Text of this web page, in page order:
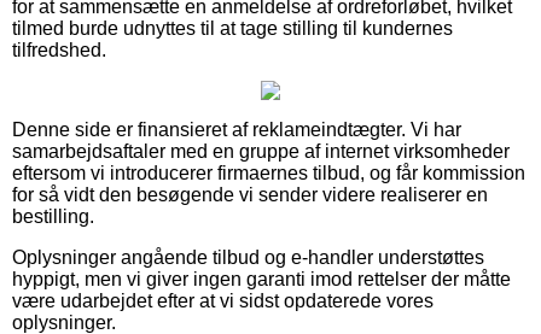
for at sammensætte en anmeldelse af ordreforløbet, hvilket
tilmed burde udnyttes til at tage stilling til kundernes
tilfredshed.
Denne side er finansieret af reklameindtægter. Vi har
samarbejdsaftaler med en gruppe af internet virksomheder
eftersom vi introducerer firmaernes tilbud, og får kommission
for så vidt den besøgende vi sender videre realiserer en
bestilling.
Oplysninger angående tilbud og e-handler understøttes
hyppigt, men vi giver ingen garanti imod rettelser der måtte
være udarbejdet efter at vi sidst opdaterede vores
oplysninger.